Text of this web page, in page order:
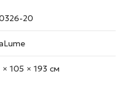
20
105 × 193 cм